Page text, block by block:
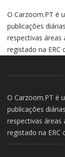
O Carzoom.PT é
publicações
respectivas áreas
registado na ERC
O Carzoom.PT é
publicações
respectivas áreas
registado na ERC